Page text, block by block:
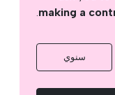
making a
.
سنوي